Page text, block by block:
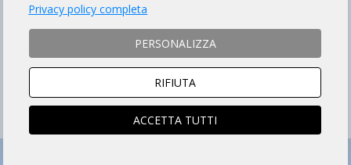
Privacy policy completa
PERSONALIZZA
RIFIUTA
ACCETTA TUTTI